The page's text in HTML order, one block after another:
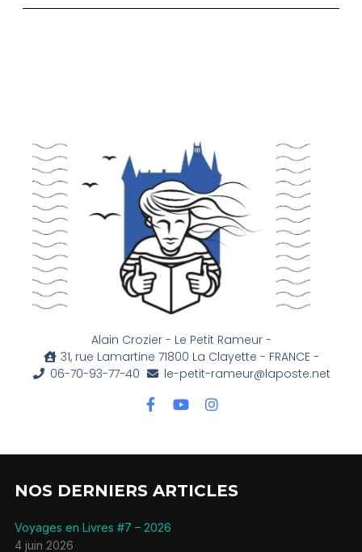
Alain Crozier - Le Petit Rameur -
31, rue Lamartine 71800 La Clayette - FRANCE -
06-70-93-77-40
le-petit-rameur@laposte.net
NOS DERNIERS ARTICLES
Voyages en Livres #7 – 2026
4 juin 2026